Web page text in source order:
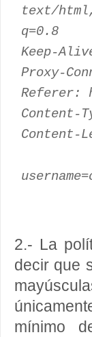
text/
q=0.8
Keep-
Proxy-
Referer:
Content-
Content-
2.- La
decir que
mínimo